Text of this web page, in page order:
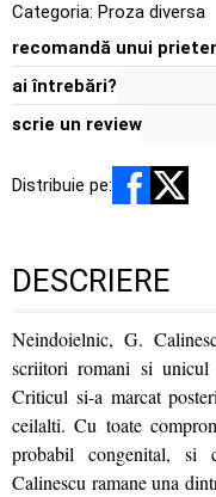
Categoria: Proza diversa
recomandă unui
ai întrebări?
scrie un review
Distribuie pe:
DESCRIERE
Neindoielnic, G.
scriitori romani si
Criticul si-a marcat
ceilalti. Cu toate
probabil congenital, si
Calinescu ramane una